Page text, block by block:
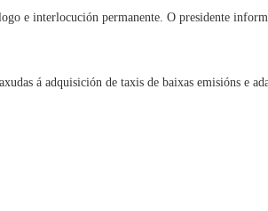
e interlocución permanente. O presidente
á adquisición de taxis de baixas emisións e